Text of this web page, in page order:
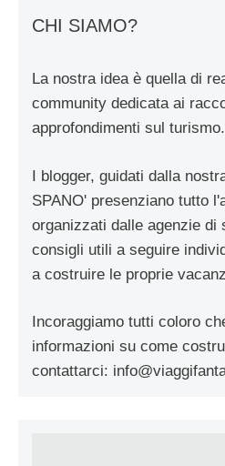
CHI SIAMO?
La nostra idea è quella di
community dedicata ai
approfondimenti sul turismo.
I blogger, guidati dalla
SPANO' presenziano tutto
organizzati dalle agenzie di
consigli utili a seguire
a costruire le proprie
Incoraggiamo tutti coloro
informazioni su come
contattarci: